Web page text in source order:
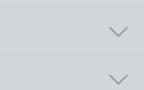
案件よりも、あらゆ